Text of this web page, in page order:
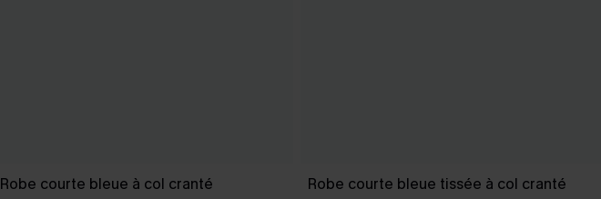
Robe courte bleue à col cranté Robe courte bleue tissée à col cranté